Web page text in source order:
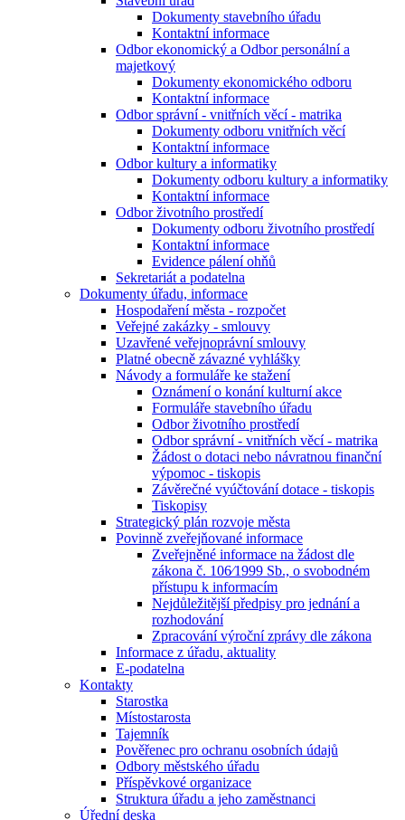
Dokumenty stavebního úřadu
Kontaktní informace
Odbor ekonomický a Odbor personální a
majetkový
Dokumenty ekonomického odboru
Kontaktní informace
Odbor správní - vnitřních věcí - matrika
Dokumenty odboru vnitřních věcí
Kontaktní informace
Odbor kultury a informatiky
Dokumenty odboru kultury a informatiky
Kontaktní informace
Odbor životního prostředí
Dokumenty odboru životního prostředí
Kontaktní informace
Evidence pálení ohňů
Sekretariát a podatelna
Dokumenty úřadu, informace
Hospodaření města - rozpočet
Veřejné zakázky - smlouvy
Uzavřené veřejnoprávní smlouvy
Platné obecně závazné vyhlášky
Návody a formuláře ke stažení
Oznámení o konání kulturní akce
Formuláře stavebního úřadu
Odbor životního prostředí
Odbor správní - vnitřních věcí - matrika
Žádost o dotaci nebo návratnou finanční
výpomoc - tiskopis
Závěrečné vyúčtování dotace - tiskopis
Tiskopisy
Strategický plán rozvoje města
Povinně zveřejňované informace
Zveřejněné informace na žádost dle
zákona č. 106⁄1999 Sb., o svobodném
přístupu k informacím
Nejdůležitější předpisy pro jednání a
rozhodování
Zpracování výroční zprávy dle zákona
Informace z úřadu, aktuality
E-podatelna
Kontakty
Starostka
Místostarosta
Tajemník
Pověřenec pro ochranu osobních údajů
Odbory městského úřadu
Příspěvkové organizace
Struktura úřadu a jeho zaměstnanci
Úřední deska